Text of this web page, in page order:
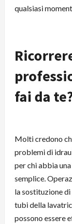
qualsiasi
fai da
Molti credono
problemi di
per chi abbia
semplice.
la sostituzione
tubi della
possono essere